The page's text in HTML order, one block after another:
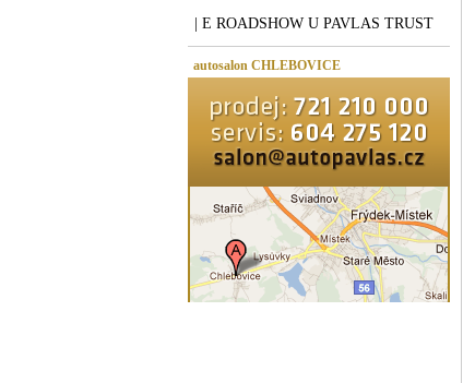
| E ROADSHOW U PAVLAS TRUST
autosalon CHLEBOVICE